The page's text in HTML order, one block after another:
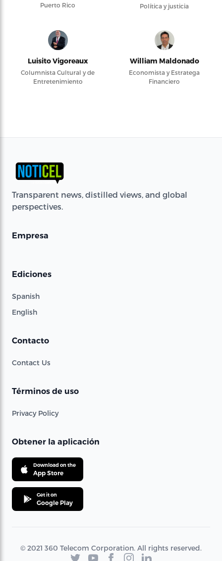
Puerto Rico
Política y justicia
Luisito Vigoreaux
Columnista Cultural y de
Entretenimiento
William Maldonado
Economista y Estratega
Financiero
Transparent news, distilled views, and global
perspectives.
Empresa
Ediciones
Spanish
English
Contacto
Contact Us
Términos de uso
Privacy Policy
Obtener la aplicación
Download on the
App Store
Get it on
Google Play
© 2021 360 Telecom Corporation. All rights reserved.